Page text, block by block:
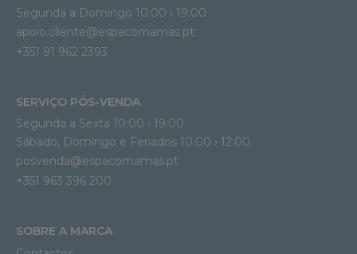
Segunda a Domingo 10:00 › 19:00
apoio.cliente@espacomamas.pt
+351 91 962 2393
SERVIÇO PÓS-VENDA
Segunda a Sexta 10:00 › 19:00
Sábado, Domingo e Feriados 10:00 › 12:00
posvenda@espacomamas.pt
+351 963 396 200
SOBRE A MARCA